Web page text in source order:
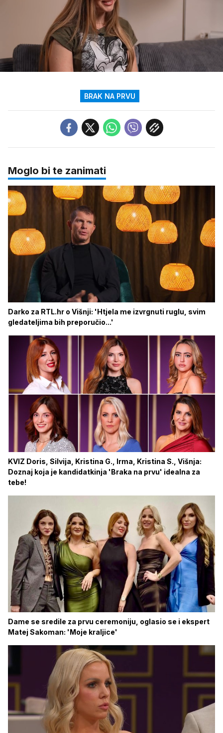
zvuk
Loaded
23.70%
BRAK NA PRVU
Moglo bi te zanimati
Darko za RTL.hr o Višnji: 'Htjela me izvrgnuti ruglu, svim
gledateljima bih preporučio...'
KVIZ Doris, Silvija, Kristina G., Irma, Kristina S., Višnja:
Doznaj koja je kandidatkinja 'Braka na prvu' idealna za
tebe!
Dame se sredile za prvu ceremoniju, oglasio se i ekspert
Matej Sakoman: 'Moje kraljice'